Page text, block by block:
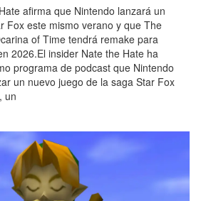
afirma que Nintendo lanzará un
Fox este mismo verano y que The
of Time tendrá remake para
2026.El insider Nate the Hate ha
programa de podcast que Nintendo
un nuevo juego de la saga Star Fox
un